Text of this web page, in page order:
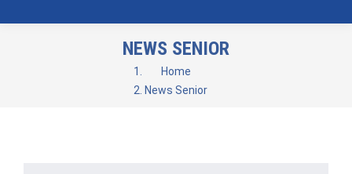
NEWS SENIOR
You are here:
Home
News Senior